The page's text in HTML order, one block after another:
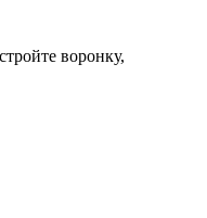
воронку,